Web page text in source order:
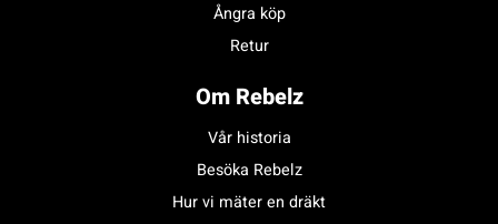
Ångra köp
Retur
Om Rebelz
Vår historia
Besöka Rebelz
Hur vi mäter en dräkt